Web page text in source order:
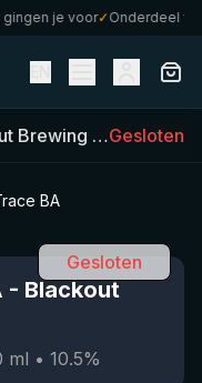
je voor✓Onderdeel van
Brewing 330ml)•
Gesloten
BA
Gesloten
- Blackout
ml • 10.5%